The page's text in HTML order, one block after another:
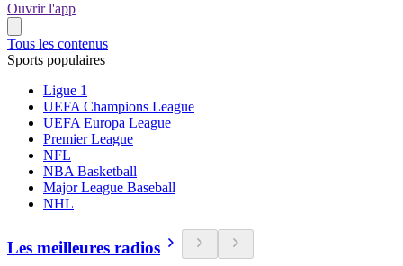
Ouvrir l'app
Tous les contenus
Sports populaires
Ligue 1
UEFA Champions League
UEFA Europa League
Premier League
NFL
NBA Basketball
Major League Baseball
NHL
Les meilleures radios